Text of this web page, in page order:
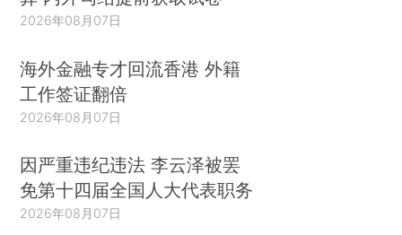
2026年08月07日
海外金融专才回流香港 外籍
工作签证翻倍
2026年08月07日
因严重违纪违法 李云泽被罢
免第十四届全国人大代表职务
2026年08月07日